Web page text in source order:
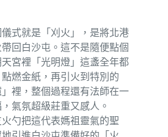
式就是「刈火」，是將北港
回白沙屯。這不是隨便點個
宮裡「光明燈」這盞全年都
燃金紙，再引火到特別的
」裡，整個過程還有法師在一
氣氛超級莊重又感人。
勺把這代表媽祖靈氣的聖